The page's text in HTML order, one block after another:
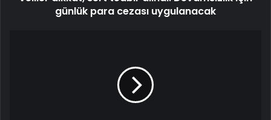
günlük para cezası uygulanacak